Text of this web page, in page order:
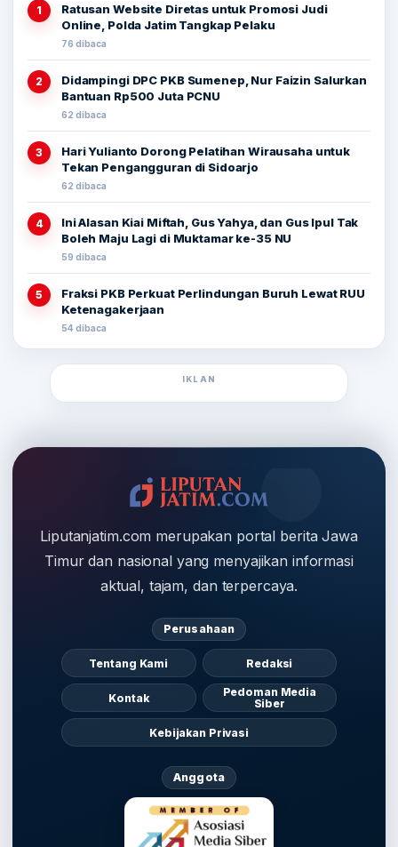
1
Ratusan Website Diretas untuk Promosi Judi
Online, Polda Jatim Tangkap Pelaku
76 dibaca
2
Didampingi DPC PKB Sumenep, Nur Faizin Salurkan
Bantuan Rp500 Juta PCNU
62 dibaca
3
Hari Yulianto Dorong Pelatihan Wirausaha untuk
Tekan Pengangguran di Sidoarjo
62 dibaca
4
Ini Alasan Kiai Miftah, Gus Yahya, dan Gus Ipul Tak
Boleh Maju Lagi di Muktamar ke-35 NU
59 dibaca
5
Fraksi PKB Perkuat Perlindungan Buruh Lewat RUU
Ketenagakerjaan
54 dibaca
IKLAN
Liputanjatim.com merupakan portal berita Jawa
Timur dan nasional yang menyajikan informasi
aktual, tajam, dan terpercaya.
Perusahaan
Tentang Kami Redaksi
Kontak
Pedoman Media
Siber
Kebijakan Privasi
Anggota